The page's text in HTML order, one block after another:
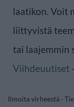
laatikon. Voit
liittyvistä
tai laajemmin
Viihdeuutiset
Ilmoita virheestä ·